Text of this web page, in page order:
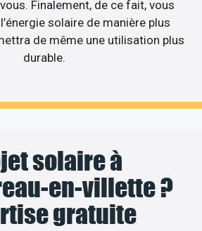
Finalement, de ce fait, vous
solaire de manière plus
de même une utilisation plus
durable.
solaire à
en-villette ?
gratuite